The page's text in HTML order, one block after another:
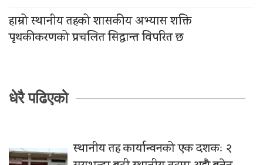
हाम्रो स्थानीय तहको शासकीय अभ्यास शक्ति
पृथकीकरणको प्रचलित सिद्धान्त विपरित छ
धेरै पढिएको
स्थानीय तह कार्यान्वनको एक दशकः २